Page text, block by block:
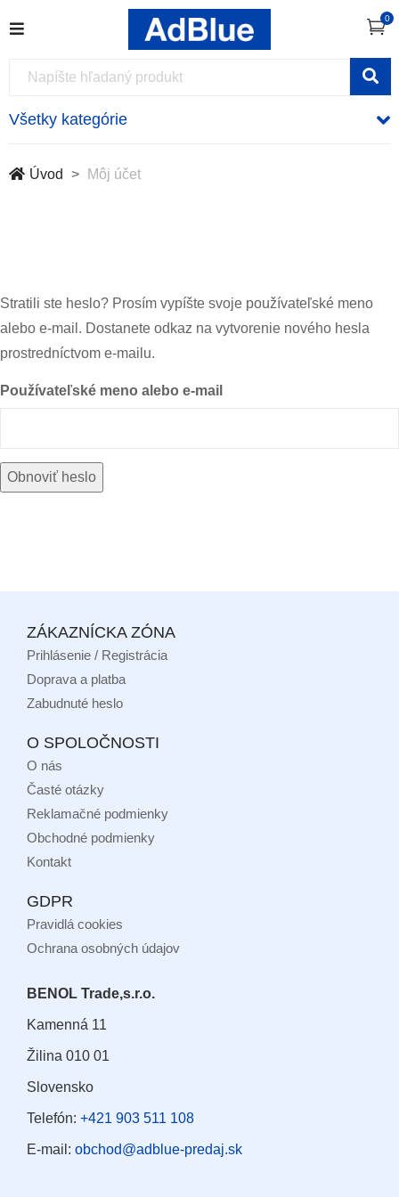
0
Všetky kategórie
Úvod Môj účet
Stratili ste heslo? Prosím vypíšte svoje používateľské meno
alebo e-mail. Dostanete odkaz na vytvorenie nového hesla
prostredníctvom e-mailu.
Používateľské meno alebo e-mail
Obnoviť heslo
ZÁKAZNÍCKA ZÓNA
Prihlásenie / Registrácia
Doprava a platba
Zabudnuté heslo
O SPOLOČNOSTI
O nás
Časté otázky
Reklamačné podmienky
Obchodné podmienky
Kontakt
GDPR
Pravidlá cookies
Ochrana osobných údajov
BENOL Trade,s.r.o.
Kamenná 11
Žilina 010 01
Slovensko
Telefón: +421 903 511 108
E-mail: obchod@adblue-predaj.sk